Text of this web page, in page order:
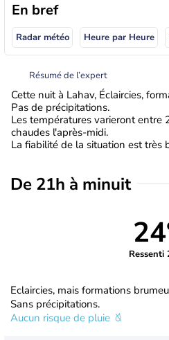
En bref
Radar météo Heure par Heure
Résumé de l’expert
Cette nuit à Lahav, Éclaircies,
Pas de précipitations.
Les températures varieront entre
chaudes l'après-midi.
La fiabilité de la situation est très
De 21h à minuit
Ressenti
Eclaircies, mais formations
Sans précipitations.
Aucun risque de pluie